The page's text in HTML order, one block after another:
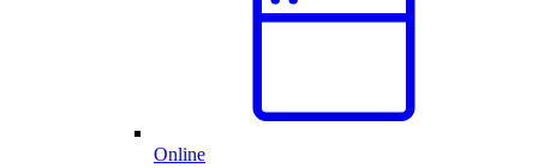
Online